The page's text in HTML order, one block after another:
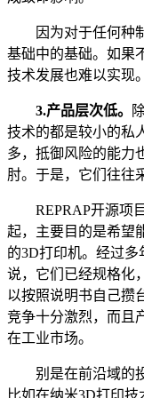
因为对于任何种
基础中的基础。如果
技术发展也难以实现。
3.产品层次低。
技术的都是较小的私
多，抵御风险的能力
肘。于是，它们往往
REPRAP开源项
起，主要目的是希望
的3D打印机。经过多
说，它们已经规格化
以按照说明书自己攒
竞争十分激烈，而且
在工业市场。
别是在前沿域的
比如在纳米3D打印技